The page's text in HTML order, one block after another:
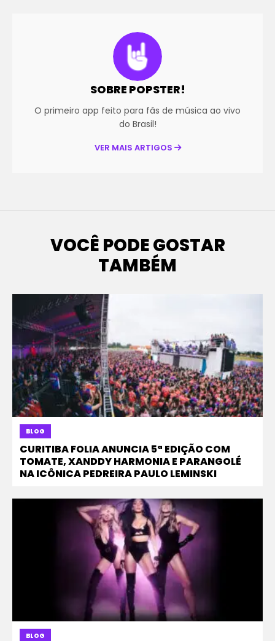
SOBRE POPSTER!
O primeiro app feito para fãs de música ao vivo
do Brasil!
VER MAIS ARTIGOS
VOCÊ PODE GOSTAR
TAMBÉM
BLOG
CURITIBA FOLIA ANUNCIA 5ª EDIÇÃO COM
TOMATE, XANDDY HARMONIA E PARANGOLÉ
NA ICÔNICA PEDREIRA PAULO LEMINSKI
BLOG